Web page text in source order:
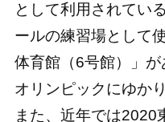
として利用されてい
ールの練習場として
体育館（6号館）」
オリンピックにゆか
また、近年では2020